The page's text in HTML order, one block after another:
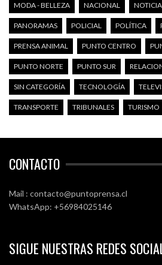
MODA - BELLEZA NACIONAL
PANORAMAS POLICIAL POLÍTICA
PRENSA ANIMAL PUNTO CENTRO
PUNTO NORTE PUNTO SUR
SIN CATEGORÍA TECNOLOGÍA
TRANSPORTE TRIBUNALES TURISMO
CONTACTO
Mail : contacto@puntoprensa.cl
WhatsApp: +56984025146
SIGUE NUESTRAS REDES